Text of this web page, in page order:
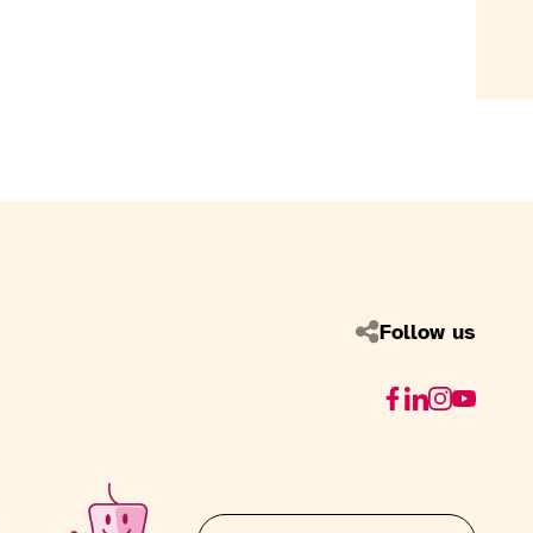
Follow us
Facebook
Linkedin
Instagram
Youtube